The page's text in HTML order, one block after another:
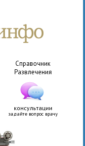
Справочник
Развлечения
консультации
задайте вопрос врачу